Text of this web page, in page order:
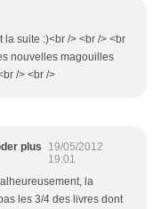
la suite :)<br /> <br /> <br
nouvelles magouilles
/> <br />
plus
19/05/2012
19:01
la
les 3/4 des livres dont